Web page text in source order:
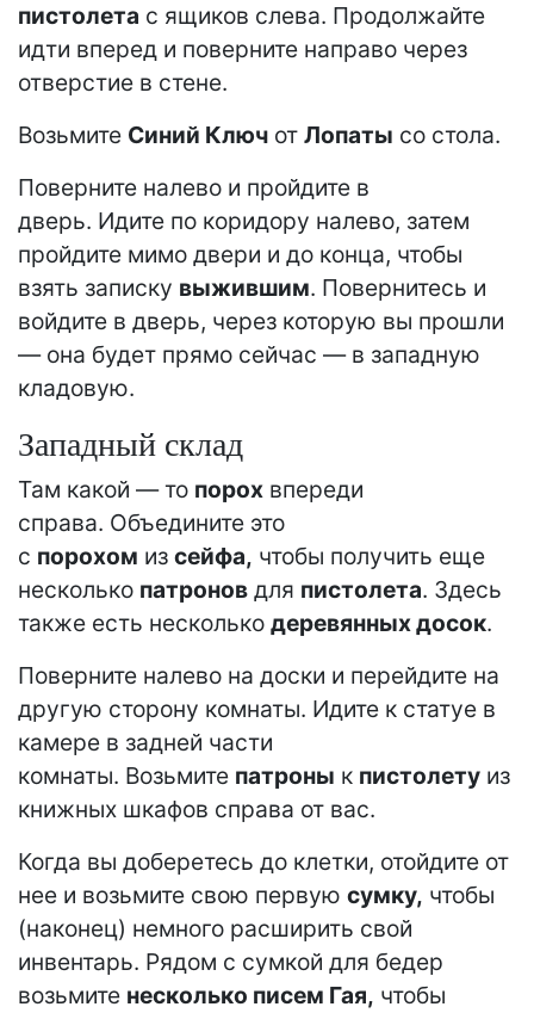
пистолета с ящиков слева. Продолжайте
идти вперед и поверните направо через
отверстие в стене.
Возьмите Синий Ключ от Лопаты со стола.
Поверните налево и пройдите в
дверь. Идите по коридору налево, затем
пройдите мимо двери и до конца, чтобы
взять записку выжившим. Повернитесь и
войдите в дверь, через которую вы прошли
— она ​​будет прямо сейчас — в западную
кладовую.
Западный склад
Там какой — то порох впереди
справа. Объедините это
с порохом из сейфа, чтобы получить еще
несколько патронов для пистолета. Здесь
также есть несколько деревянных досок.
Поверните налево на доски и перейдите на
другую сторону комнаты. Идите к статуе в
камере в задней части
комнаты. Возьмите патроны к пистолету из
книжных шкафов справа от вас.
Когда вы доберетесь до клетки, отойдите от
нее и возьмите свою первую сумку, чтобы
(наконец) немного расширить свой
инвентарь. Рядом с сумкой для бедер
возьмите несколько писем Гая, чтобы